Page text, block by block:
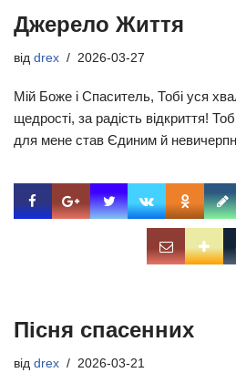
Джерело Життя
від drex 2026-03-27
Мій Боже і Спаситель, Тобі уся
щедрості, за радість відкриття!
для мене став Єдиним й
Пісня спасенних
від drex 2026-03-21